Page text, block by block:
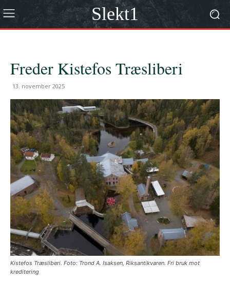
Slekt1
Freder Kistefos Træsliberi
13. november 2025
Kistefos Træsliberi. Foto: Trond A. Isaksen, Riksantikvaren. Fri bruk mot
kreditering